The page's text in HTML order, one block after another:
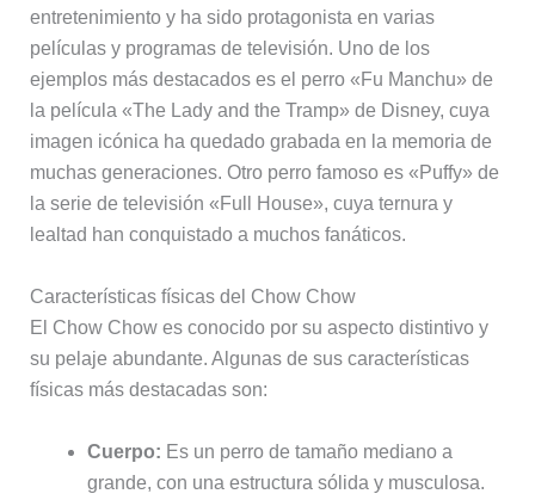
entretenimiento y ha sido protagonista en varias
películas y programas de televisión. Uno de los
ejemplos más destacados es el perro «Fu Manchu» de
la película «The Lady and the Tramp» de Disney, cuya
imagen icónica ha quedado grabada en la memoria de
muchas generaciones. Otro perro famoso es «Puffy» de
la serie de televisión «Full House», cuya ternura y
lealtad han conquistado a muchos fanáticos.
Características físicas del Chow Chow
El Chow Chow es conocido por su aspecto distintivo y
su pelaje abundante. Algunas de sus características
físicas más destacadas son:
Cuerpo: Es un perro de tamaño mediano a
grande, con una estructura sólida y musculosa.